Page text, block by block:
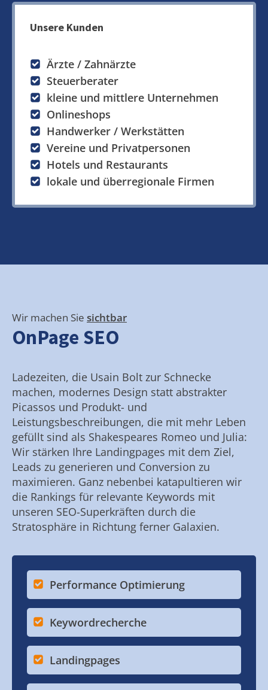
Unsere Kunden
Ärzte / Zahnärzte
Steuerberater
kleine und mittlere Unternehmen
Onlineshops
Handwerker / Werkstätten
Vereine und Privatpersonen
Hotels und Restaurants
lokale und überregionale Firmen
Wir machen Sie sichtbar
OnPage SEO
Ladezeiten, die Usain Bolt zur Schnecke
machen, modernes Design statt abstrakter
Picassos und Produkt- und
Leistungsbeschreibungen, die mit mehr Leben
gefüllt sind als Shakespeares Romeo und Julia:
Wir stärken Ihre Landingpages mit dem Ziel,
Leads zu generieren und Conversion zu
maximieren. Ganz nebenbei katapultieren wir
die Rankings für relevante Keywords mit
unseren SEO-Superkräften durch die
Stratosphäre in Richtung ferner Galaxien.
Performance Optimierung
Keywordrecherche
Landingpages